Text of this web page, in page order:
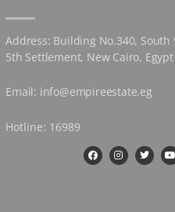
Address: Building No.340, South
5th Settlement, New Cairo, Egypt
Email: info@empireestate.eg
Hotline: 16989